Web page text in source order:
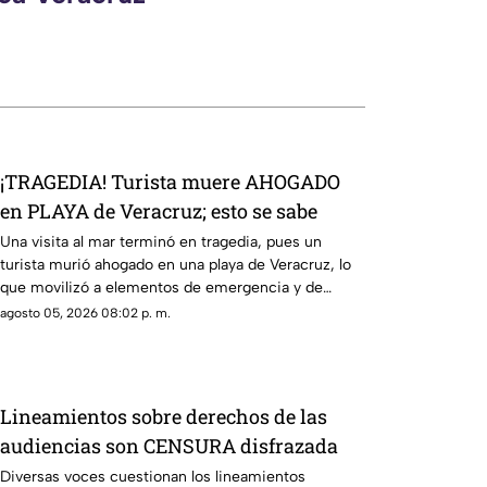
¡TRAGEDIA! Turista muere AHOGADO
en PLAYA de Veracruz; esto se sabe
Una visita al mar terminó en tragedia, pues un
turista murió ahogado en una playa de Veracruz, lo
que movilizó a elementos de emergencia y de
seguridad.
agosto 05, 2026 08:02 p. m.
Lineamientos sobre derechos de las
audiencias son CENSURA disfrazada
Diversas voces cuestionan los lineamientos